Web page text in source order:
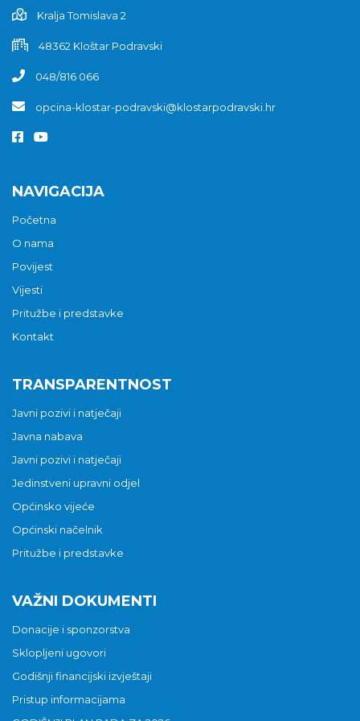
Kralja Tomislava 2
48362 Kloštar Podravski
048/816 066
opcina-klostar-podravski@klostarpodravski.hr
NAVIGACIJA
Početna
O nama
Povijest
Vijesti
Pritužbe i predstavke
Kontakt
TRANSPARENTNOST
Javni pozivi i natječaji
Javna nabava
Javni pozivi i natječaji
Jedinstveni upravni odjel
Općinsko vijeće
Općinski načelnik
Pritužbe i predstavke
VAŽNI DOKUMENTI
Donacije i sponzorstva
Sklopljeni ugovori
Godišnji financijski izvještaji
Pristup informacijama